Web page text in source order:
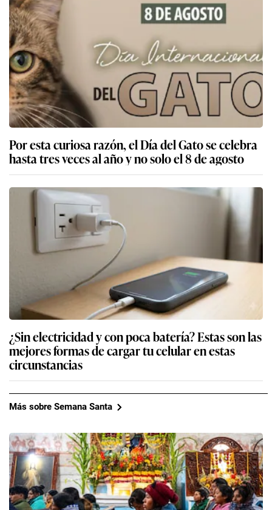
Por esta curiosa razón, el Día del Gato se celebra
hasta tres veces al año y no solo el 8 de agosto
¿Sin electricidad y con poca batería? Estas son las
mejores formas de cargar tu celular en estas
circunstancias
Más sobre Semana Santa